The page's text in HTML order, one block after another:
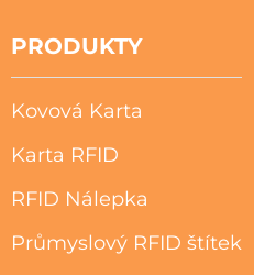
PRODUKTY
Kovová Karta
Karta RFID
RFID Nálepka
Průmyslový RFID štítek